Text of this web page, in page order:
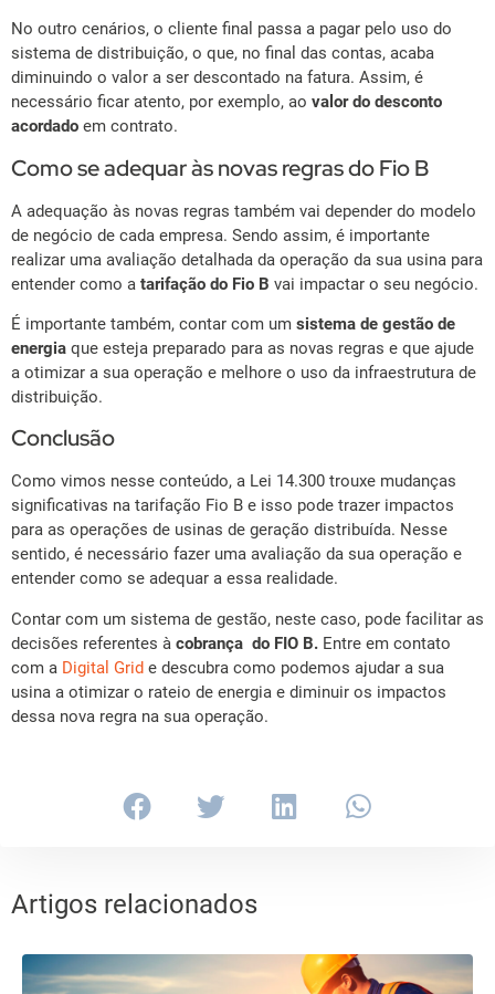
No outro cenários, o cliente final passa a pagar pelo uso do
sistema de distribuição, o que, no final das contas, acaba
diminuindo o valor a ser descontado na fatura. Assim, é
necessário ficar atento, por exemplo, ao valor do desconto
acordado em contrato.
Como se adequar às novas regras do Fio B
A adequação às novas regras também vai depender do modelo
de negócio de cada empresa. Sendo assim, é importante
realizar uma avaliação detalhada da operação da sua usina para
entender como a tarifação do Fio B vai impactar o seu negócio.
É importante também, contar com um sistema de gestão de
energia que esteja preparado para as novas regras e que ajude
a otimizar a sua operação e melhore o uso da infraestrutura de
distribuição.
Conclusão
Como vimos nesse conteúdo, a Lei 14.300 trouxe mudanças
significativas na tarifação Fio B e isso pode trazer impactos
para as operações de usinas de geração distribuída. Nesse
sentido, é necessário fazer uma avaliação da sua operação e
entender como se adequar a essa realidade.
Contar com um sistema de gestão, neste caso, pode facilitar as
decisões referentes à cobrança do FIO B. Entre em contato
com a Digital Grid e descubra como podemos ajudar a sua
usina a otimizar o rateio de energia e diminuir os impactos
dessa nova regra na sua operação.
Artigos relacionados